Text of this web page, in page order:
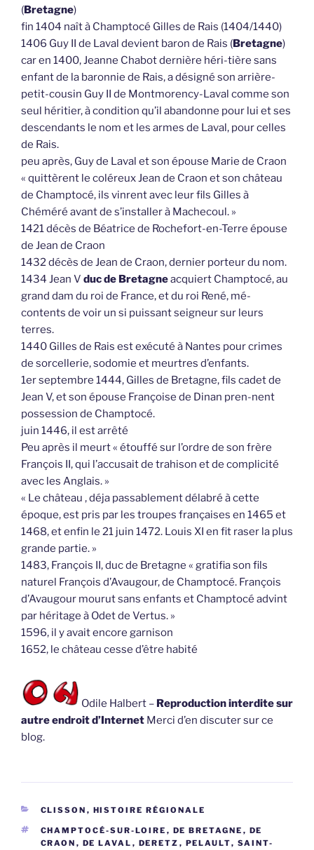
(Bretagne)
fin 1404 naît à Champtocé Gilles de Rais (1404/1440)
1406 Guy II de Laval devient baron de Rais (Bretagne)
car en 1400, Jeanne Chabot dernière héri-tière sans
enfant de la baronnie de Rais, a désigné son arrière-
petit-cousin Guy II de Montmorency-Laval comme son
seul héritier, à condition qu’il abandonne pour lui et ses
descendants le nom et les armes de Laval, pour celles
de Rais.
peu après, Guy de Laval et son épouse Marie de Craon
« quittèrent le coléreux Jean de Craon et son château
de Champtocé, ils vinrent avec leur fils Gilles à
Chéméré avant de s’installer à Machecoul. »
1421 décès de Béatrice de Rochefort-en-Terre épouse
de Jean de Craon
1432 décès de Jean de Craon, dernier porteur du nom.
1434 Jean V duc de Bretagneacquiert Champtocé, au
grand dam du roi de France, et du roi René, mé-
contents de voir un si puissant seigneur sur leurs
terres.
1440 Gilles de Rais est exécuté à Nantes pour crimes
de sorcellerie, sodomie et meurtres d’enfants.
1er septembre 1444, Gilles de Bretagne, fils cadet de
Jean V, et son épouse Françoise de Dinan pren-nent
possession de Champtocé.
juin 1446, il est arrêté
Peu après il meurt « étouffé sur l’ordre de son frère
François II, qui l’accusait de trahison et de complicité
avec les Anglais. »
« Le château , déja passablement délabré à cette
époque, est pris par les troupes françaises en 1465 et
1468, et enfin le 21 juin 1472. Louis XI en fit raser la plus
grande partie. »
1483, François II, duc de Bretagne « gratifia son fils
naturel François d’Avaugour, de Champtocé. François
d’Avaugour mourut sans enfants et Champtocé advint
par héritage à Odet de Vertus. »
1596, il y avait encore garnison
1652, le château cesse d’être habité
Odile Halbert – Reproduction interdite sur
autre endroit d’Internet Merci d’en discuter sur ce
blog.
CATÉGORIES
CLISSON , HISTOIRE RÉGIONALE
ÉTIQUETTES
CHAMPTOCÉ-SUR-LOIRE , DE BRETAGNE , DE
CRAON , DE LAVAL , DERETZ , PELAULT, SAINT-